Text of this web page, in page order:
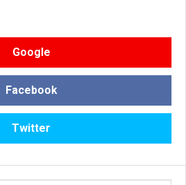
Google
Facebook
Twitter